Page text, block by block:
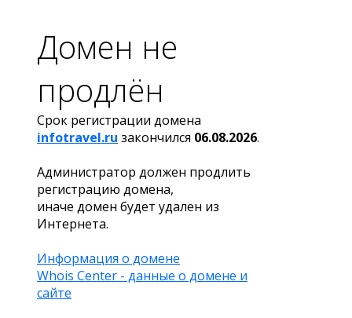
Домен не
продлён
Срок регистрации домена
infotravel.ru закончился 06.08.2026.
Администратор должен продлить
регистрацию домена,
иначе домен будет удален из
Интернета.
Информация о домене
Whois Center - данные о домене и
сайте